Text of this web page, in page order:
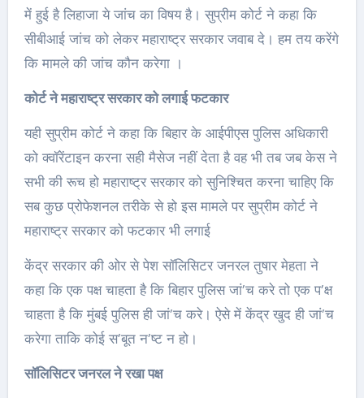
में हुई है लिहाजा ये जांच का विषय है। सुप्रीम कोर्ट ने कहा कि
सीबीआई जांच को लेकर महाराष्ट्र सरकार जवाब दे। हम तय करेंगे
कि मामले की जांच कौन करेगा ।
कोर्ट ने महाराष्ट्र सरकार को लगाई फटकार
यही सुप्रीम कोर्ट ने कहा कि बिहार के आईपीएस पुलिस अधिकारी
को क्वॉरेंटाइन करना सही मैसेज नहीं देता है वह भी तब जब केस ने
सभी की रूच हो महाराष्ट्र सरकार को सुनिश्चित करना चाहिए कि
सब कुछ प्रोफेशनल तरीके से हो इस मामले पर सुप्रीम कोर्ट ने
महाराष्ट्र सरकार को फटकार भी लगाई
केंद्र सरकार की ओर से पेश सॉलिसिटर जनरल तुषार मेहता ने
कहा कि एक पक्ष चाहता है कि बिहार पुलिस जां’च करे तो एक प’क्ष
चाहता है कि मुंबई पुलिस ही जां’च करे। ऐसे में केंद्र खुद ही जां’च
करेगा ताकि कोई स’बूत न’ष्ट न हो।
सॉलिसिटर जनरल ने रखा पक्ष